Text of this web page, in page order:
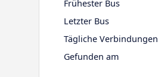
Frühester Bus
Letzter Bus
Tägliche Verbindungen
Gefunden am